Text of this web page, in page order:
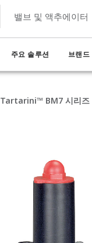
밸브 및 액추에이터
주요 솔루션 브랜드
Tartarini™ BM7 시리즈